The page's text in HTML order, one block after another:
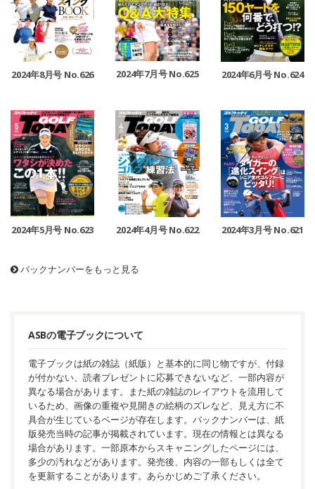
2024年8月号 No.626 2024年7月号 No.625 2024年6月号 No.624
2024年5月号 No.623 2024年4月号 No.622 2024年3月号 No.621
バックナンバーをもっと見る
ASBの電子ブックについて
電子ブックは紙の雑誌（紙版）と基本的に同じ物ですが、付録
が付かない、読者プレゼントに応募できないなど、一部内容が
異なる場合があります。また紙の雑誌のレイアウトを流用して
いるため、画像の重複や見開きの絵柄のズレなど、見え方に不
具合が生じているページが存在します。バックナンバーは、紙
版発売当時の記事が掲載されています。現在の情報とは異なる
場合があります。一部原本からスキャニングしたページには、
多少の汚れなどがあります。発売後、内容の一部もしくは全て
を更新することがあります。あらかじめご了承ください。